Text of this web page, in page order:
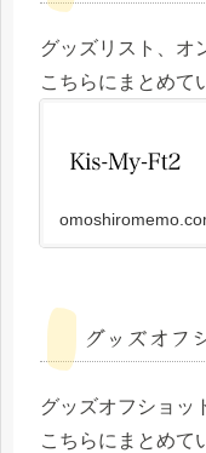
グッズリスト、オ
こちらにまとめて
グッズオフ
グッズオフショッ
こちらにまとめて